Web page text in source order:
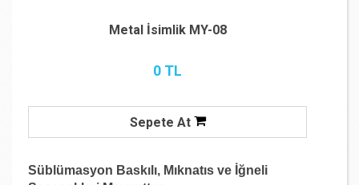
Metal İsimlik MY-08
0 TL
Sepete At
Süblümasyon Baskılı, Mıknatıs ve İğneli